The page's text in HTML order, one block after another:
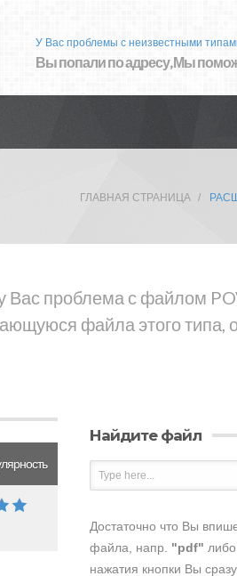
У Вас проблемы с неизвестными
Вы попали по адресу, Мы
ГЛАВНАЯ СТРАНИЦА
Вас проблема с файлом
файла этого типа,
Найдите файл
Достаточно что Вы
файла, напр. "pdf" либо
нажатия кнопки Вы